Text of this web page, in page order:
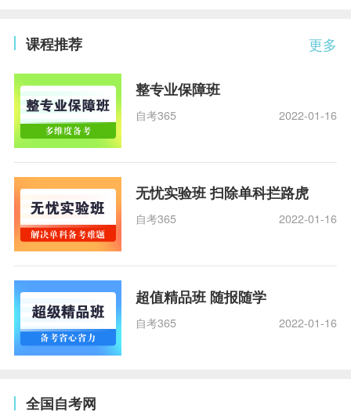
更多
课程推荐
整专业保障班
自考365 2022-01-16
无忧实验班 扫除单科拦路虎
自考365 2022-01-16
超值精品班 随报随学
自考365 2022-01-16
全国自考网